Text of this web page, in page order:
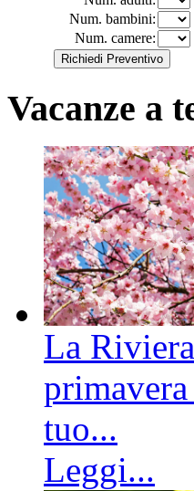
Num. bambini:
Num. camere:
Vacanze a
La
tuo...
Leggi...